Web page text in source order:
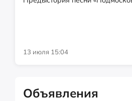
13 июля 15:04
Объявления